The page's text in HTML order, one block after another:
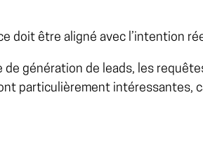
doit être aligné avec l’intention
de génération de leads, les
particulièrement intéressantes,